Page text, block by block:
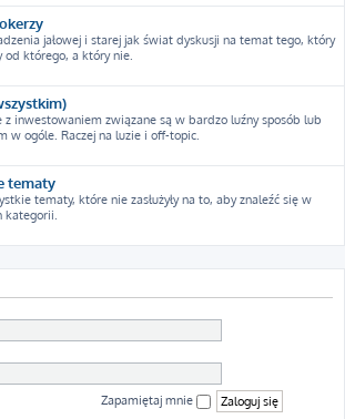
jałowej i starej jak świat dyskusji na temat tego, który
od którego, a który nie.
z inwestowaniem związane są w bardzo luźny sposób lub
w ogóle. Raczej na luzie i off-topic.
tematy
tematy, które nie zasłużyły na to, aby znaleźć się w
kategorii.
Zapamiętaj mnie